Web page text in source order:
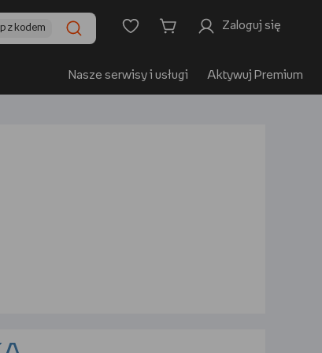
z kodem Zaloguj się
Nasze serwisy i usługi Aktywuj Premium